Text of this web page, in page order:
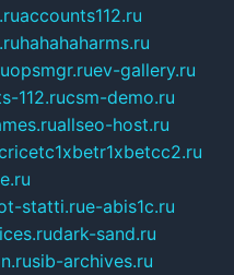
accounts112.ru
hahahaharms.ru
opsmgr.ruev-gallery.ru
112.rucsm-demo.ru
allseo-host.ru
statti.rue-abis1c.ru
dark-sand.ru
sib-archives.ru